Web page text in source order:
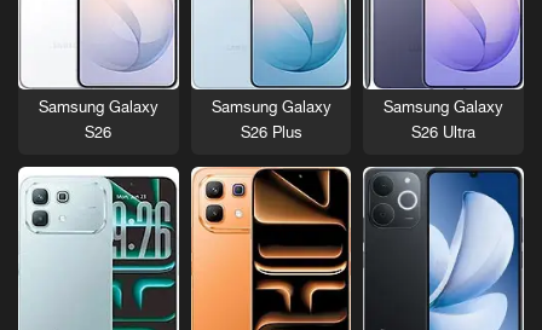
Samsung Galaxy
S26 Ultra
Samsung Galaxy
S26 Plus
Samsung Galaxy
S26